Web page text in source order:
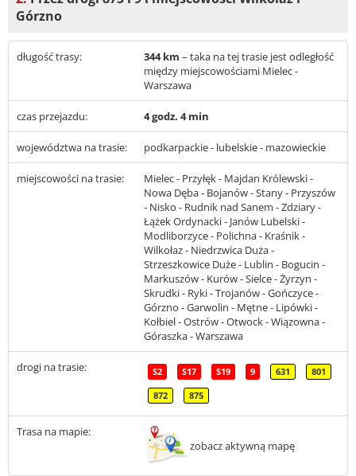
Górzno
długość trasy: 344 km – taka na tej trasie jest odległość
między miejscowościami Mielec -
Warszawa
czas przejazdu: 4 godz. 4 min
województwa na trasie: podkarpackie - lubelskie - mazowieckie
miejscowości na trasie:
Mielec - Przyłęk - Majdan Królewski -
Nowa Dęba - Bojanów - Stany - Przyszów
- Nisko - Rudnik nad Sanem - Zdziary -
Łążek Ordynacki - Janów Lubelski -
Modliborzyce - Polichna - Kraśnik -
Wilkołaz - Niedrzwica Duża -
Strzeszkowice Duże - Lublin - Bogucin -
Markuszów - Kurów - Sielce - Żyrzyn -
Skrudki - Ryki - Trojanów - Gończyce -
Górzno - Garwolin - Mętne - Lipówki -
Kołbiel - Ostrów - Otwock - Wiązowna -
Góraszka - Warszawa
drogi na trasie: S2 S17 S19 9 631 801
872 875
Trasa na mapie:
zobacz aktywną mapę